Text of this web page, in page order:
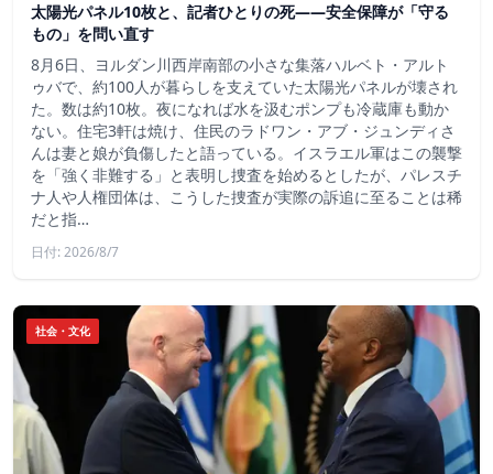
太陽光パネル10枚と、記者ひとりの死——安全保障が「守る
もの」を問い直す
8月6日、ヨルダン川西岸南部の小さな集落ハルベト・アルト
ゥバで、約100人が暮らしを支えていた太陽光パネルが壊され
た。数は約10枚。夜になれば水を汲むポンプも冷蔵庫も動か
ない。住宅3軒は焼け、住民のラドワン・アブ・ジュンディさ
んは妻と娘が負傷したと語っている。イスラエル軍はこの襲撃
を「強く非難する」と表明し捜査を始めるとしたが、パレスチ
ナ人や人権団体は、こうした捜査が実際の訴追に至ることは稀
だと指…
日付: 2026/8/7
社会・文化